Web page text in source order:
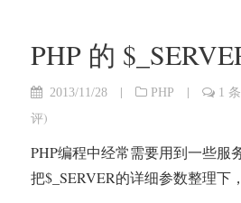
PHP 的
2013/11/28 | PHP | 1
评)
PHP编程中经常需要用到一些服
把$_SERVER的详细参数整理下